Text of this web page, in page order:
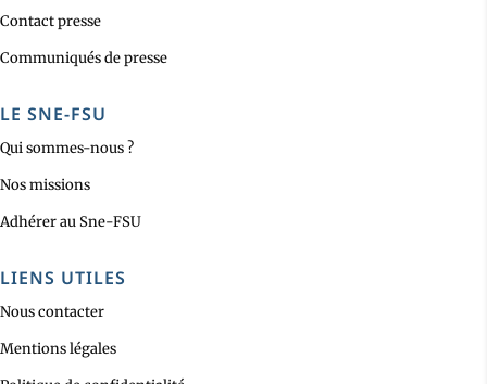
Contact presse
Communiqués de presse
LE SNE-FSU
Qui sommes-nous ?
Nos missions
Adhérer au Sne-FSU
LIENS UTILES
Nous contacter
Mentions légales